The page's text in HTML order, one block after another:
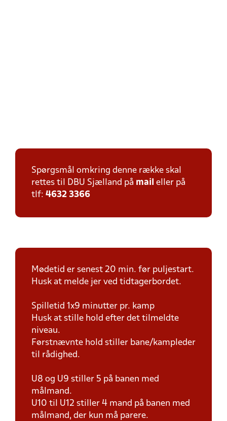
Spørgsmål omkring denne række skal
rettes til DBU Sjælland på mail eller på
tlf: 4632 3366
Mødetid er senest 20 min. før puljestart.
Husk at melde jer ved tidtagerbordet.
Spilletid 1x9 minutter pr. kamp
Husk at stille hold efter det tilmeldte
niveau.
Førstnævnte hold stiller bane/kampleder
til rådighed.
U8 og U9 stiller 5 på banen med
målmand.
U10 til U12 stiller 4 mand på banen med
målmand, der kun må parere.